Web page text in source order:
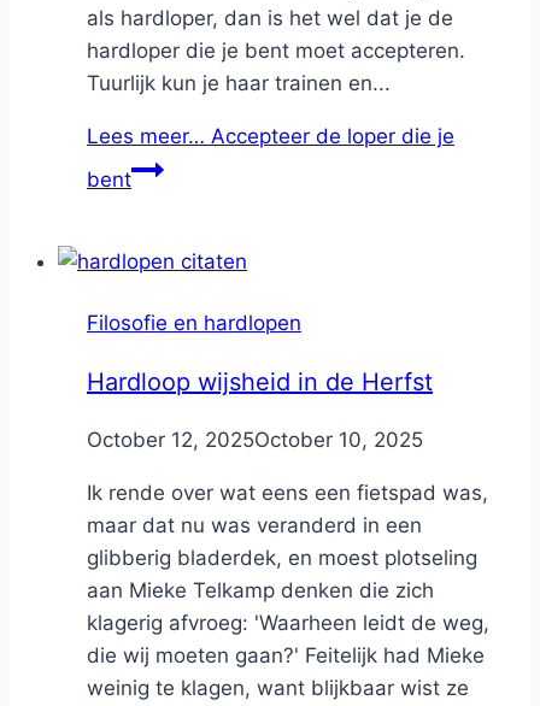
als hardloper, dan is het wel dat je de
hardloper die je bent moet accepteren.
Tuurlijk kun je haar trainen en...
Lees meer… Accepteer de loper die je
bent
Filosofie en hardlopen
Hardloop wijsheid in de Herfst
ByNicole
October 12, 2025October 10, 2025
Ik rende over wat eens een fietspad was,
maar dat nu was veranderd in een
glibberig bladerdek, en moest plotseling
aan Mieke Telkamp denken die zich
klagerig afvroeg: 'Waarheen leidt de weg,
die wij moeten gaan?' Feitelijk had Mieke
weinig te klagen, want blijkbaar wist ze